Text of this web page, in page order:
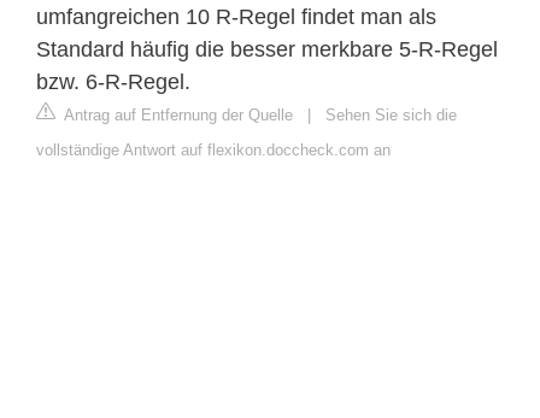
umfangreichen 10 R-Regel findet man als
Standard häufig die besser merkbare 5-R-Regel
bzw. 6-R-Regel.
Antrag auf Entfernung der Quelle | Sehen Sie sich die
vollständige Antwort auf flexikon.doccheck.com an